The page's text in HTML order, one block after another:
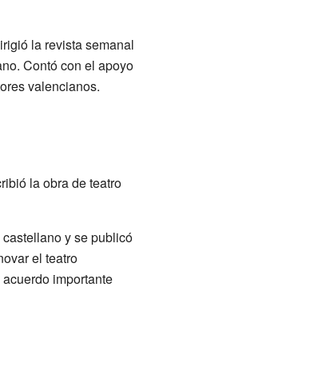
la revista semanal
Contó con el apoyo
valencianos.
la obra de teatro
y se publicó
el teatro
importante